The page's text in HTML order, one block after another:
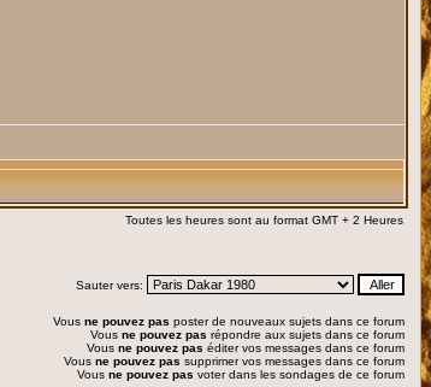
Toutes les heures sont au format GMT + 2 Heures
Sauter vers:
Vous ne pouvez pas poster de nouveaux sujets dans ce forum
Vous ne pouvez pas répondre aux sujets dans ce forum
Vous ne pouvez pas éditer vos messages dans ce forum
Vous ne pouvez pas supprimer vos messages dans ce forum
Vous ne pouvez pas voter dans les sondages de ce forum